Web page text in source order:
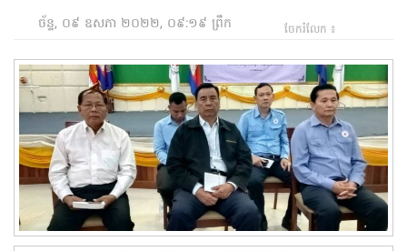
ច័ន្ទ, ០៩ ឧសភា ២០២២, ០៩:១៩ ព្រឹក ចែករំលែក ៖